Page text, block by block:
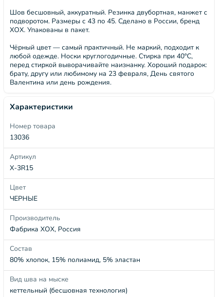
Шов бесшовный, аккуратный. Резинка двубортная, манжет с
подворотом. Размеры с 43 по 45. Сделано в России, бренд
ХОХ. Упакованы в пакет.
Чёрный цвет — самый практичный. Не маркий, подходит к
любой одежде. Носки круглогодичные. Стирка при 40°C,
перед стиркой выворачивайте наизнанку. Хороший подарок:
брату, другу или любимому на 23 февраля, День святого
Валентина или день рождения.
Характеристики
Номер товара
13036
Артикул
X-3R15
Цвет
ЧЕРНЫЕ
Производитель
Фабрика ХОХ, Россия
Состав
80% хлопок, 15% полиамид, 5% эластан
Вид шва на мыске
кеттельный (бесшовная технология)